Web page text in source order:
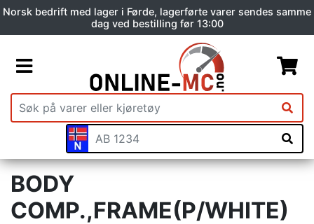
Norsk bedrift med lager i Førde, lagerførte varer sendes samme
dag ved bestilling før 13:00
BODY
COMP.,FRAME(P/WHITE)